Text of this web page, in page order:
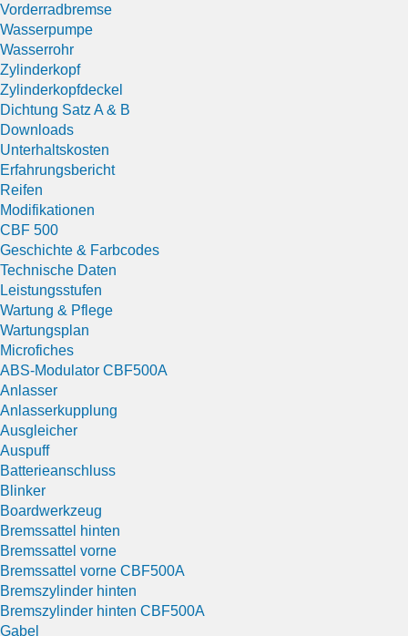
Vorderradbremse
Wasserpumpe
Wasserrohr
Zylinderkopf
Zylinderkopfdeckel
Dichtung Satz A & B
Downloads
Unterhaltskosten
Erfahrungsbericht
Reifen
Modifikationen
CBF 500
Geschichte & Farbcodes
Technische Daten
Leistungsstufen
Wartung & Pflege
Wartungsplan
Microfiches
ABS-Modulator CBF500A
Anlasser
Anlasserkupplung
Ausgleicher
Auspuff
Batterieanschluss
Blinker
Boardwerkzeug
Bremssattel hinten
Bremssattel vorne
Bremssattel vorne CBF500A
Bremszylinder hinten
Bremszylinder hinten CBF500A
Gabel